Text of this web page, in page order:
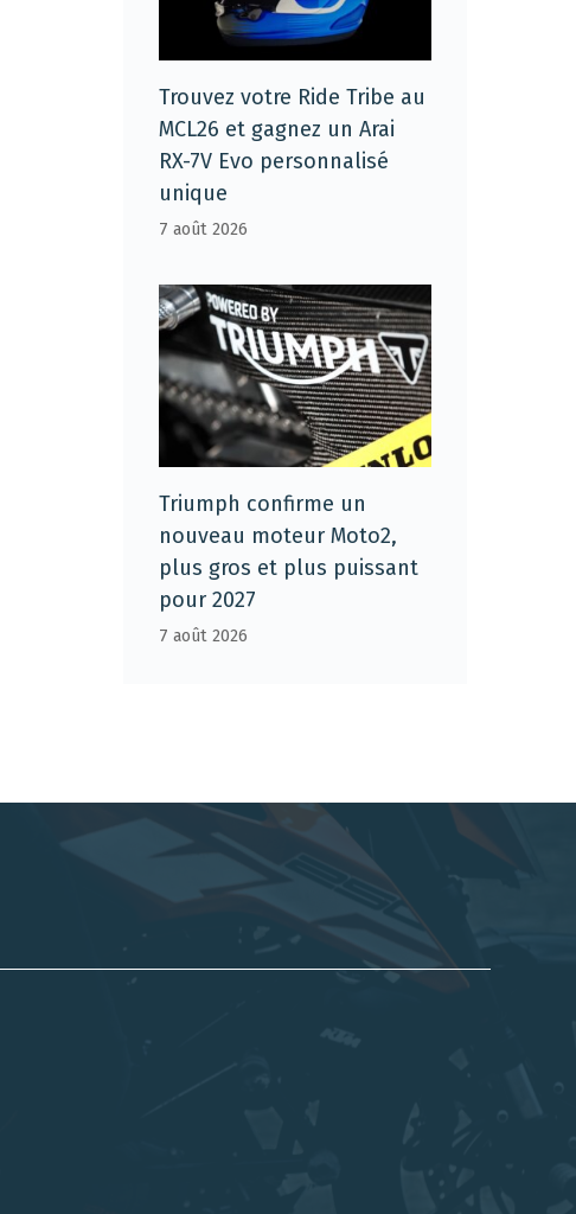
Trouvez votre Ride Tribe au
MCL26 et gagnez un Arai
RX-7V Evo personnalisé
unique
7 août 2026
Triumph confirme un
nouveau moteur Moto2,
plus gros et plus puissant
pour 2027
7 août 2026